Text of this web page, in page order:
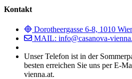
Kontakt
Dorotheergasse 6-8, 1010
MAIL: info@casanova-
Unser Telefon ist in der
besten erreichen Sie uns per E-
vienna.at.